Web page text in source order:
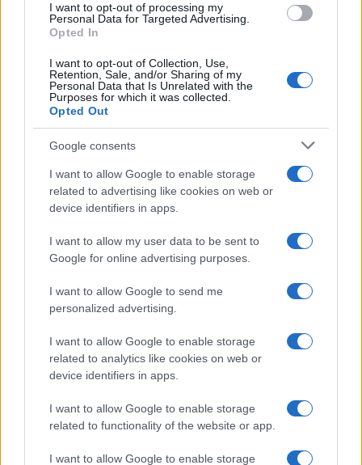
I want to opt-out of processing my
Personal Data for Targeted Advertising.
Opted In
I want to opt-out of Collection, Use,
Retention, Sale, and/or Sharing of my
Personal Data that Is Unrelated with the
Purposes for which it was collected.
Opted Out
Google consents
I want to allow Google to enable storage
related to advertising like cookies on web or
device identifiers in apps.
I want to allow my user data to be sent to
Google for online advertising purposes.
I want to allow Google to send me
personalized advertising.
I want to allow Google to enable storage
related to analytics like cookies on web or
device identifiers in apps.
I want to allow Google to enable storage
related to functionality of the website or app.
I want to allow Google to enable storage
Continua a leggere
Linci Rugby Club Milano: la storia di un gruppo di
ALTRI SPORT